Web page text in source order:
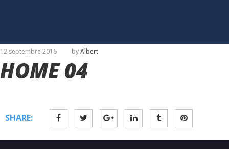
12 septembre 2016 byAlbert
HOME 04
SHARE: